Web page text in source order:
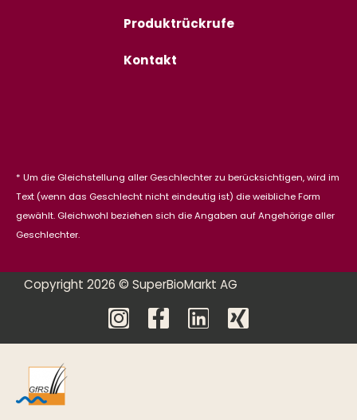
Produktrückrufe
Kontakt
* Um die Gleichstellung aller Geschlechter zu berücksichtigen, wird im
Text (wenn das Geschlecht nicht eindeutig ist) die weibliche Form
gewählt. Gleichwohl beziehen sich die Angaben auf Angehörige aller
Geschlechter.
Copyright 2026 © SuperBioMarkt AG